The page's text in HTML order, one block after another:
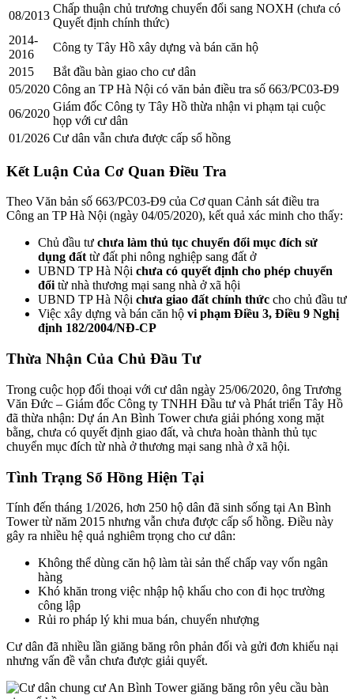
08/2013
Chấp thuận chủ trương chuyển đổi sang NOXH (chưa có
Quyết định chính thức)
2014-
2016
Công ty Tây Hồ xây dựng và bán căn hộ
2015
Bắt đầu bàn giao cho cư dân
05/2020 Công an TP Hà Nội có văn bản điều tra số 663/PC03-Đ9
06/2020
Giám đốc Công ty Tây Hồ thừa nhận vi phạm tại cuộc
họp với cư dân
01/2026 Cư dân vẫn chưa được cấp sổ hồng
Kết Luận Của Cơ Quan Điều Tra
Theo Văn bản số 663/PC03-Đ9 của Cơ quan Cảnh sát điều tra
Công an TP Hà Nội (ngày 04/05/2020), kết quả xác minh cho thấy:
Chủ đầu tư chưa làm thủ tục chuyển đổi mục đích sử
dụng đất từ đất phi nông nghiệp sang đất ở
UBND TP Hà Nội chưa có quyết định cho phép chuyển
đổi từ nhà thương mại sang nhà ở xã hội
UBND TP Hà Nội chưa giao đất chính thức cho chủ đầu tư
Việc xây dựng và bán căn hộ vi phạm Điều 3, Điều 9 Nghị
định 182/2004/NĐ-CP
Thừa Nhận Của Chủ Đầu Tư
Trong cuộc họp đối thoại với cư dân ngày 25/06/2020, ông Trương
Văn Đức – Giám đốc Công ty TNHH Đầu tư và Phát triển Tây Hồ
đã thừa nhận: Dự án An Bình Tower chưa giải phóng xong mặt
bằng, chưa có quyết định giao đất, và chưa hoàn thành thủ tục
chuyển mục đích từ nhà ở thương mại sang nhà ở xã hội.
Tình Trạng Sổ Hồng Hiện Tại
Tính đến tháng 1/2026, hơn 250 hộ dân đã sinh sống tại An Bình
Tower từ năm 2015 nhưng vẫn chưa được cấp sổ hồng. Điều này
gây ra nhiều hệ quả nghiêm trọng cho cư dân:
Không thể dùng căn hộ làm tài sản thế chấp vay vốn ngân
hàng
Khó khăn trong việc nhập hộ khẩu cho con đi học trường
công lập
Rủi ro pháp lý khi mua bán, chuyển nhượng
Cư dân đã nhiều lần giăng băng rôn phản đối và gửi đơn khiếu nại
nhưng vấn đề vẫn chưa được giải quyết.